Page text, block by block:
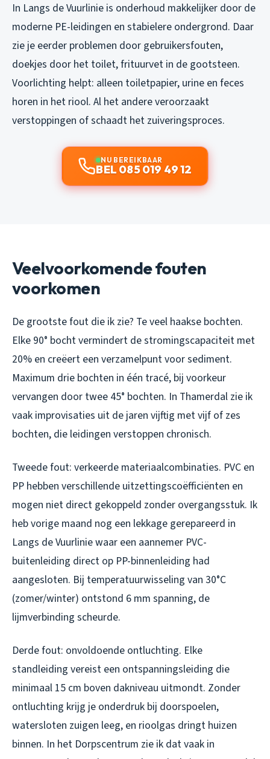
In Langs de Vuurlinie is onderhoud makkelijker door de
moderne PE-leidingen en stabielere ondergrond. Daar
zie je eerder problemen door gebruikersfouten,
doekjes door het toilet, frituurvet in de gootsteen.
Voorlichting helpt: alleen toiletpapier, urine en feces
horen in het riool. Al het andere veroorzaakt
verstoppingen of schaadt het zuiveringsproces.
NU BEREIKBAAR
BEL 085 019 49 12
Veelvoorkomende fouten
voorkomen
De grootste fout die ik zie? Te veel haakse bochten.
Elke 90° bocht vermindert de stromingscapaciteit met
20% en creëert een verzamelpunt voor sediment.
Maximum drie bochten in één tracé, bij voorkeur
vervangen door twee 45° bochten. In Thamerdal zie ik
vaak improvisaties uit de jaren vijftig met vijf of zes
bochten, die leidingen verstoppen chronisch.
Tweede fout: verkeerde materiaalcombinaties. PVC en
PP hebben verschillende uitzettingscoëfficiënten en
mogen niet direct gekoppeld zonder overgangsstuk. Ik
heb vorige maand nog een lekkage gerepareerd in
Langs de Vuurlinie waar een aannemer PVC-
buitenleiding direct op PP-binnenleiding had
aangesloten. Bij temperatuurwisseling van 30°C
(zomer/winter) ontstond 6 mm spanning, de
lijmverbinding scheurde.
Derde fout: onvoldoende ontluchting. Elke
standleiding vereist een ontspanningsleiding die
minimaal 15 cm boven dakniveau uitmondt. Zonder
ontluchting krijg je onderdruk bij doorspoelen,
watersloten zuigen leeg, en rioolgas dringt huizen
binnen. In het Dorpscentrum zie ik dat vaak in